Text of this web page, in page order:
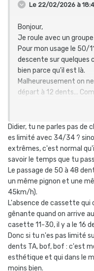
Le 22/02/2026 à
Bonjour,
Je roule avec un
Pour mon usage le 50/
descente sur quelques
bien parce qu'il est là.
Malheureusement on
départ à 12 dents...
Merci
Didier, tu ne parles pas de
es limité avec 34/34 ?
extrêmes, c'est normal
savoir le temps que tu
Le passage de 50 à 48
un même pignon et une
45km/h).
L'absence de cassette
gênante quand on arrive
casette 11-30, il y a le 16
Donc si tu n'es pas limité
dents TA, bof, bof : c'est
esthétique et qui dans le
moins bien.